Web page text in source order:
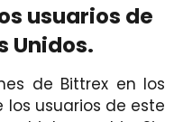
usuarios de
Unidos.
de Bittrex en los
los usuarios de este